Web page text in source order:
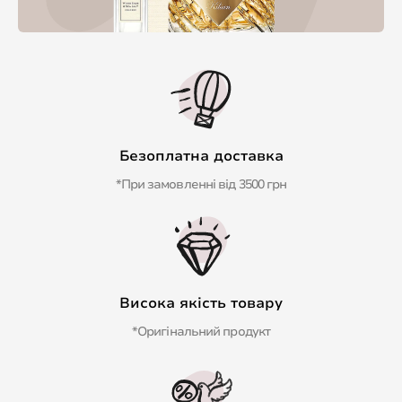
Безоплатна доставка
*При замовленні від 3500 грн
Висока якість товару
*Оригінальний продукт